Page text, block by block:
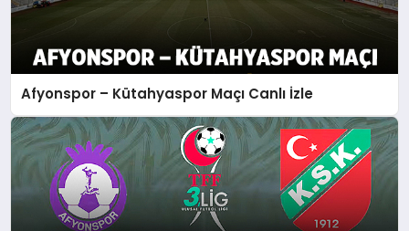
Afyonspor – Kütahyaspor Maçı Canlı İzle